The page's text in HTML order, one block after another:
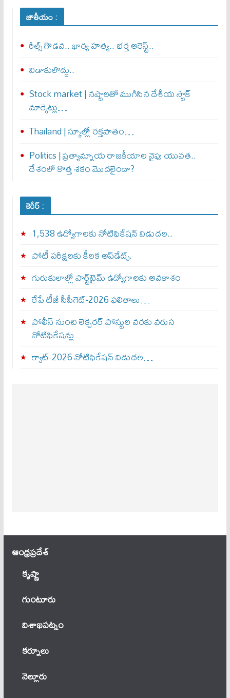
జాతీయం :
రీల్స్ గొడవ.. భార్య హత్య.. భర్త అరెస్ట్..
విడాకులొద్దు..
Stock market | నష్టాలతో ముగిసిన దేశీయ స్టాక్
మార్కెట్లు…
Thailand | స్కూల్లో రక్తపాతం…
Politics | ప్రత్యామ్నాయ రాజకీయాల వైపు యువత..
దేశంలో కొత్త శకం మొదలైందా?
కెరీర్ :
1,538 ఉద్యోగాలకు నోటిఫికేషన్ విడుదల..
పోటీ పరీక్షలకు కీలక అప్‌డేట్స్.
గురుకులాల్లో పార్ట్‌టైమ్ ఉద్యోగాలకు అవకాశం
రేపే టీజీ సీపీగెట్‌-2026 ఫలితాలు…
పోలీస్ నుంచి లెక్చరర్ పోస్టుల వరకు వరుస
నోటిఫికేషన్లు
క్యాట్-2026 నోటిఫికేషన్ విడుదల…
ఆంధ్ర‌ప్ర‌దేశ్
కృష్ణా
గుంటూరు
విశాఖపట్నం
కర్నూలు
నెల్లూరు